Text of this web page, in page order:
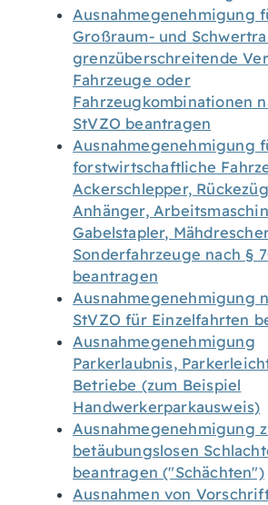
Ausnahmegenehmigung
Großraum- und
grenzüberschreitende
Fahrzeuge oder
Fahrzeugkombinationen
StVZO beantragen
Ausnahmegenehmigung
forstwirtschaftliche
Ackerschlepper,
Anhänger,
Gabelstapler,
Sonderfahrzeuge nach §
beantragen
Ausnahmegenehmigung
StVZO für Einzelfahrten
Ausnahmegenehmigung
Parkerlaubnis,
Betriebe (zum Beispiel
Handwerkerparkausweis)
Ausnahmegenehmigung
betäubungslosen
beantragen ("Schächten")
Ausnahmen von